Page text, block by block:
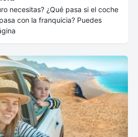
necesitas? ¿Qué pasa si el coche
con la franquicia? Puedes